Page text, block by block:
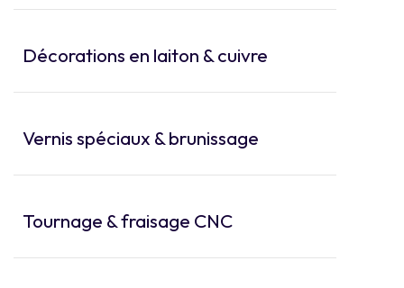
Décorations en laiton & cuivre
Vernis spéciaux & brunissage
Tournage & fraisage CNC